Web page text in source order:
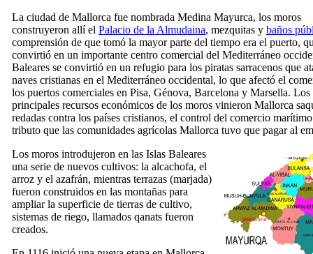
La ciudad de Mallorca fue nombrada Medina Mayurca, los moros
construyeron allí el Palacio de la Almudaina, mezquitas y baños
comprensión de que tomó la mayor parte del tiempo era el puerto,
convirtió en un importante centro comercial del Mediterráneo
Baleares se convirtió en un refugio para los piratas sarracenos que
naves cristianas en el Mediterráneo occidental, lo que afectó el
los puertos comerciales en Pisa, Génova, Barcelona y Marsella. Los
principales recursos económicos de los moros vinieron Mallorca
redadas contra los países cristianos, el control del comercio
tributo que las comunidades agrícolas Mallorca tuvo que pagar al
Los moros introdujeron en las Islas Baleares
una serie de nuevos cultivos: la alcachofa, el
arroz y el azafrán, mientras terrazas (marjada)
fueron construidos en las montañas para
ampliar la superficie de tierras de cultivo,
sistemas de riego, llamados qanats fueron
creados.